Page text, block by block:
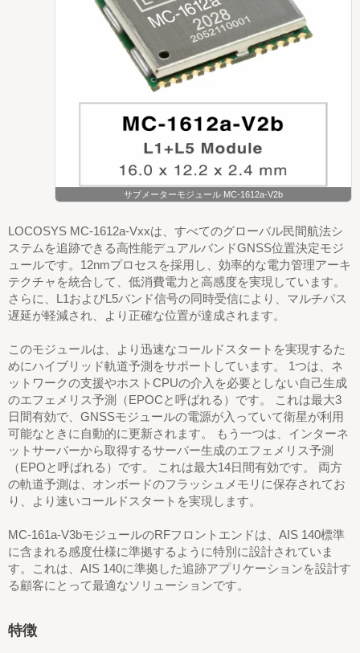
サブメーターモジュール MC-1612a-V2b
LOCOSYS MC-1612a-Vxxは、すべてのグローバル民間航法シ
ステムを追跡できる高性能デュアルバンドGNSS位置決定モジ
ュールです。12nmプロセスを採用し、効率的な電力管理アーキ
テクチャを統合して、低消費電力と高感度を実現しています。
さらに、L1およびL5バンド信号の同時受信により、マルチパス
遅延が軽減され、より正確な位置が達成されます。
このモジュールは、より迅速なコールドスタートを実現するた
めにハイブリッド軌道予測をサポートしています。 1つは、ネ
ットワークの支援やホストCPUの介入を必要としない自己生成
のエフェメリス予測（EPOCと呼ばれる）です。 これは最大3
日間有効で、GNSSモジュールの電源が入っていて衛星が利用
可能なときに自動的に更新されます。 もう一つは、インターネ
ットサーバーから取得するサーバー生成のエフェメリス予測
（EPOと呼ばれる）です。 これは最大14日間有効です。 両方
の軌道予測は、オンボードのフラッシュメモリに保存されてお
り、より速いコールドスタートを実現します。
MC-161a-V3bモジュールのRFフロントエンドは、AIS 140標準
に含まれる感度仕様に準拠するように特別に設計されていま
す。これは、AIS 140に準拠した追跡アプリケーションを設計す
る顧客にとって最適なソリューションです。
特徴